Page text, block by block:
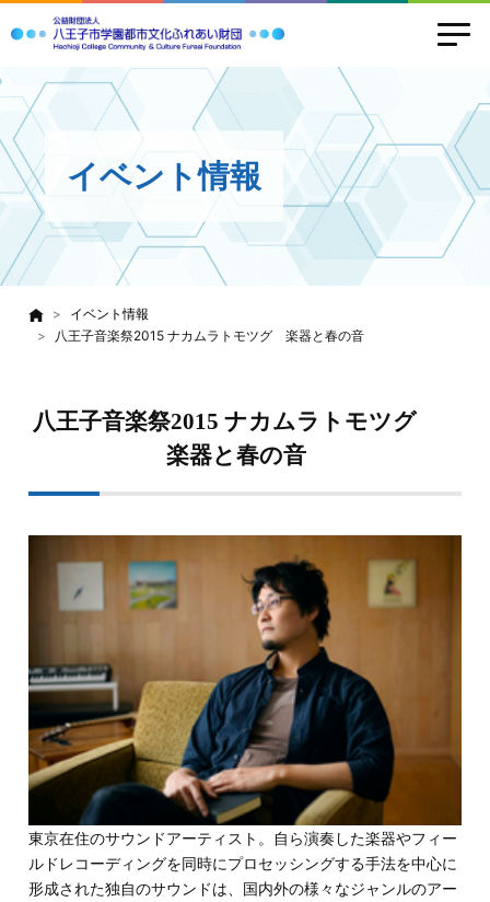
イベント情報
イベント情報
八王子音楽祭2015 ナカムラトモツグ 楽器と春の音
八王子音楽祭2015 ナカムラトモツグ
楽器と春の音
東京在住のサウンドアーティスト。自ら演奏した楽器やフィー
ルドレコーディングを同時にプロセッシングする手法を中心に
形成された独自のサウンドは、国内外の様々なジャンルのアー